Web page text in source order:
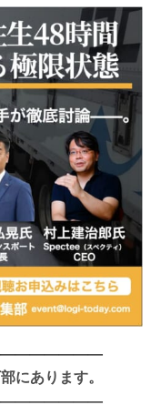
にあります。